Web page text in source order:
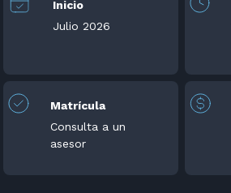
Inicio
Julio 2026
Matrícula
Consulta a un
asesor